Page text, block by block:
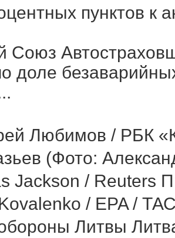
пунктов к
Союз
доле
Любимов / РБК
(Фото:
Jackson / Reuters
/ EPA /
Литвы